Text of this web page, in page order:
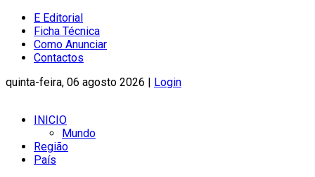
E Editorial
Ficha Técnica
Como Anunciar
Contactos
quinta-feira, 06 agosto 2026 | Login
INICIO
Mundo
Região
País